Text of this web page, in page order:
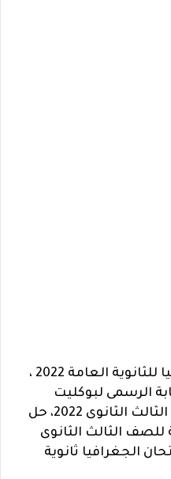
نموذج إجابة إمتحان الجغرافيا للثانوية العامة 2022 ،
الرسمى لبوكليت
الجغرافيا السياسية للصف الثالث الثانوى 2022، حل
للصف الثالث الثانوى
اجابة امتحان الجغرافيا ثانوية